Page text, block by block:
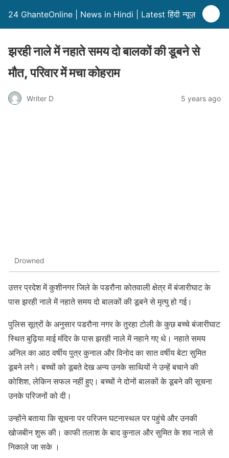
24 GhanteOnline | News in Hindi | Latest हिंदी न्यूज़
झरही नाले में नहाते समय दो बालकों की डूबने से
मौत, परिवार में मचा कोहराम
Writer D 5 years ago
Drowned
उत्तर प्रदेश में कुशीनगर जिले के पडरौना कोतवाली क्षेत्र में बंजारीघाट के
पास झरही नाले में नहाते समय दो बालकों की डूबने से मृत्यु हो गई।
पुलिस सूत्रों के अनुसार पडरौना नगर के तुरहा टोली के कुछ बच्चे बंजारीघाट
स्थित बुढ़िया माई मंदिर के पास झरही नाले में नहाने गए थे। नहाते समय
अनिल का आठ वर्षीय पुत्र कुनाल और विनोद का सात वर्षीय बेटा सुमित
डूबने लगे। बच्चों को डूबते देख अन्य उनके साथियों ने उन्हें बचाने की
कोशिश, लेकिन सफल नहीं हुए। बच्चों ने दोनों बालकों के डूबने की सूचना
उनके परिजनों को दी।
उन्होंने बताया कि सूचना पर परिजन घटनास्थल पर पहुंचे और उनकी
खोजबीन शुरू की। काफी तलाश के बाद कुनाल और सुमित के शव नाले से
निकाले जा सके ।